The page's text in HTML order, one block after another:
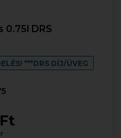
0.75l DRS
***DRS DÍJ/ÜVEG